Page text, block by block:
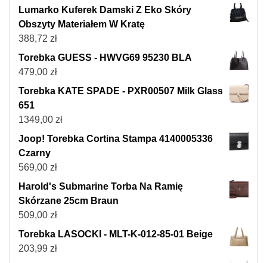
Lumarko Kuferek Damski Z Eko Skóry
Obszyty Materiałem W Kratę
388,72 zł
Torebka GUESS - HWVG69 95230 BLA
479,00 zł
Torebka KATE SPADE - PXR00507 Milk Glass
651
1349,00 zł
Joop! Torebka Cortina Stampa 4140005336
Czarny
569,00 zł
Harold's Submarine Torba Na Ramię
Skórzane 25cm Braun
509,00 zł
Torebka LASOCKI - MLT-K-012-85-01 Beige
203,99 zł